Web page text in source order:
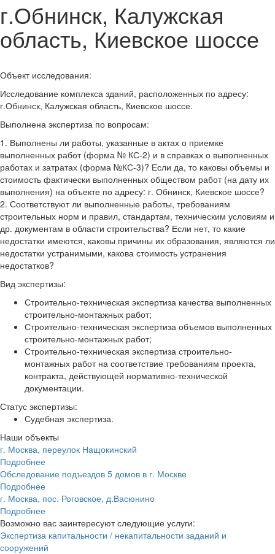
г.Обнинск, Калужская
область, Киевское шоссе
Объект исследования:
Исследование комплекса зданий, расположенных по адресу:
г.Обнинск, Калужская область, Киевское шоссе.
Выполнена экспертиза по вопросам:
1. Выполнены ли работы, указанные в актах о приемке
выполненных работ (форма № КС-2) и в справках о выполненных
работах и затратах (форма №КС-3)? Если да, то каковы объемы и
стоимость фактически выполненных обществом работ (на дату их
выполнения) на объекте по адресу: г. Обнинск, Киевское шоссе?
2. Соответствуют ли выполненные работы, требованиям
строительных норм и правил, стандартам, техническим условиям и
др. документам в области строительства? Если нет, то какие
недостатки имеются, каковы причины их образования, являются ли
недостатки устранимыми, какова стоимость устранения
недостатков?
Вид экспертизы:
Строительно-техническая экспертиза качества выполненных
строительно-монтажных работ;
Строительно-техническая экспертиза объемов выполненных
строительно-монтажных работ;
Строительно-техническая экспертиза строительно-
монтажных работ на соответствие требованиям проекта,
контракта, действующей нормативно-технической
документации.
Статус экспертизы:
Судебная экспертиза.
Наши объекты
г. Москва, переулок Нащокинский
Подробнее
Обследование подъездов 5 домов в г. Москве
Подробнее
г. Москва, пос. Роговское, д.Васюнино
Подробнее
Возможно вас заинтересуют следующие услуги:
Экспертиза капитальности / некапитальности заданий и
сооружений